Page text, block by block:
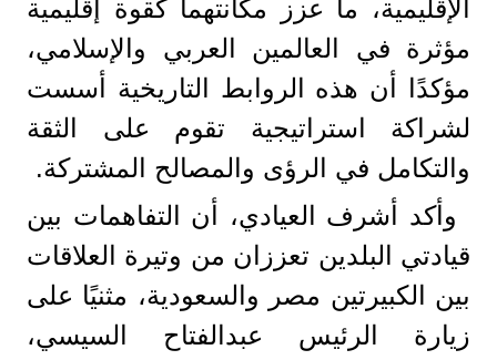
الإقليمية، ما عزز مكانتهما كقوة إقليمية
مؤثرة في العالمين العربي والإسلامي،
مؤكدًا أن هذه الروابط التاريخية أسست
لشراكة استراتيجية تقوم على الثقة
والتكامل في الرؤى والمصالح المشتركة.
وأكد أشرف العيادي، أن التفاهمات بين
قيادتي البلدين تعززان من وتيرة العلاقات
بين الكبيرتين مصر والسعودية، مثنيًا على
زيارة الرئيس عبدالفتاح السيسي،